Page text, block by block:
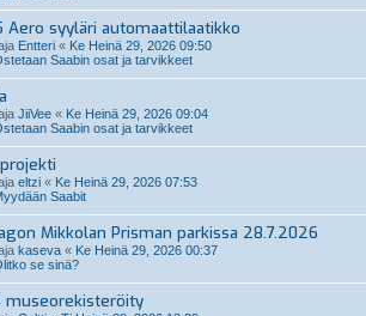
Aero syyläri automaattilaatikko
Entteri « Ke Heinä 29, 2026 09:50
Saabin osat ja tarvikkeet
JiiVee « Ke Heinä 29, 2026 09:04
Saabin osat ja tarvikkeet
eltzi « Ke Heinä 29, 2026 07:53
Saabit
Mikkolan Prisman parkissa 28.7.2026
kaseva « Ke Heinä 29, 2026 00:37
se sinä?
museorekisteröity